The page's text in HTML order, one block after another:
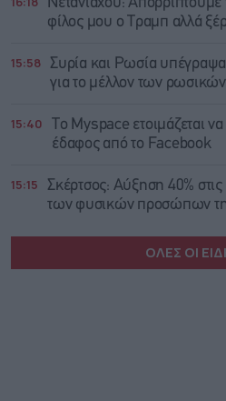
Νετανιάχου: Απορρίπτουμε
φίλος μου ο Τραμπ αλλά
15:58
Συρία και Ρωσία
για το μέλλον των
15:40
Το Myspace ετοιμάζεται
έδαφος από το Facebook
15:15
Σκέρτσος: Αύξηση 40% στις
των φυσικών προσώπων την
ΟΛΕΣ ΟΙ